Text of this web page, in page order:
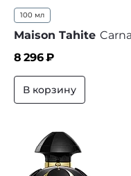
100 мл
Maison Tahite
8 296₽
В корзину